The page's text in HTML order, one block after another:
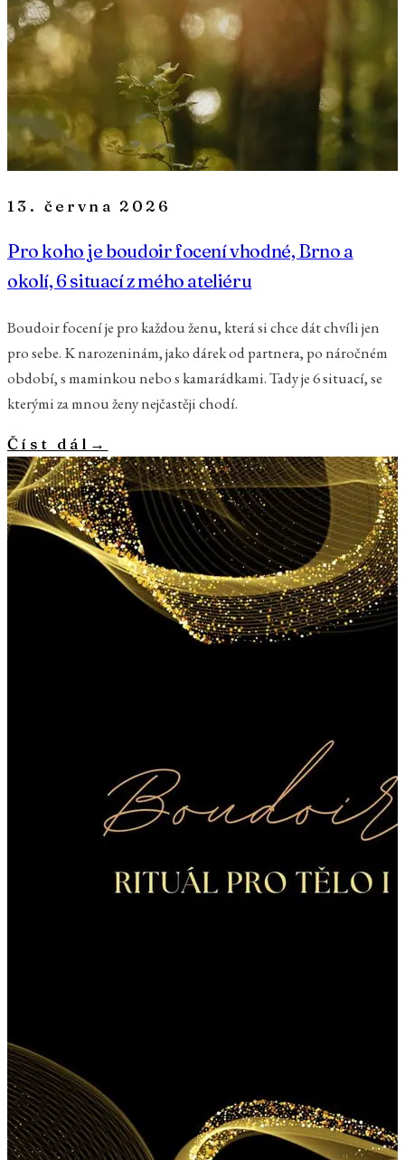
13. června 2026
Pro koho je boudoir focení vhodné, Brno a
okolí, 6 situací z mého ateliéru
Boudoir focení je pro každou ženu, která si chce dát chvíli jen
pro sebe. K narozeninám, jako dárek od partnera, po náročném
období, s maminkou nebo s kamarádkami. Tady je 6 situací, se
kterými za mnou ženy nejčastěji chodí.
Číst dál →